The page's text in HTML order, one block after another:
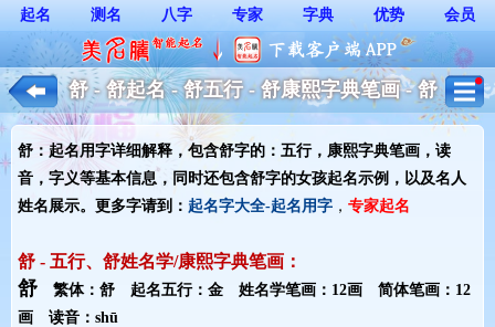
起名 测名 八字 专家 字典 优势 会员
舒 - 舒起名 - 舒五行 - 舒康熙字典笔画 - 舒
起名用字解释 - 女孩起名
舒：起名用字详细解释，包含舒字的：五行，康熙字典笔画，读
音，字义等基本信息，同时还包含舒字的女孩起名示例，以及名人
姓名展示。更多字请到： 起名字大全-起名用字 ， 专家起名
舒 - 五行、舒姓名学/康熙字典笔画：
舒 繁体：舒 起名五行：金 姓名学笔画：12画 简体笔画：12
画 读音：shū